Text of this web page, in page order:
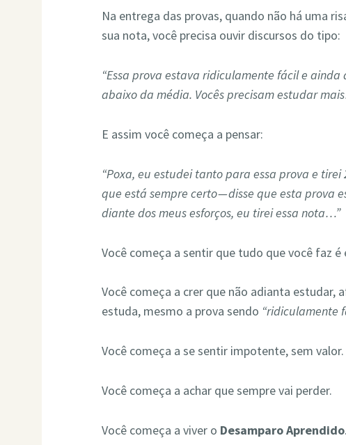
Na entrega das provas, quando não há uma
sua nota, você precisa ouvir discursos do tipo:
“Essa prova estava ridiculamente fácil e
abaixo da média. Vocês precisam estudar
E assim você começa a pensar:
“Poxa, eu estudei tanto para essa prova e
que está sempre certo — disse que esta prova
diante dos meus esforços, eu tirei essa nota…”
Você começa a sentir que tudo que você faz é
Você começa a crer que não adianta estudar,
estuda, mesmo a prova sendo “ridiculamente
Você começa a se sentir impotente, sem valor.
Você começa a achar que sempre vai perder.
Você começa a viver o Desamparo Aprendido.